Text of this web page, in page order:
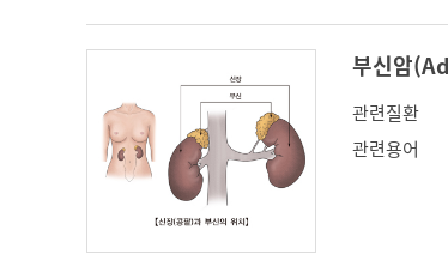
부신암
관련질환
관련용어